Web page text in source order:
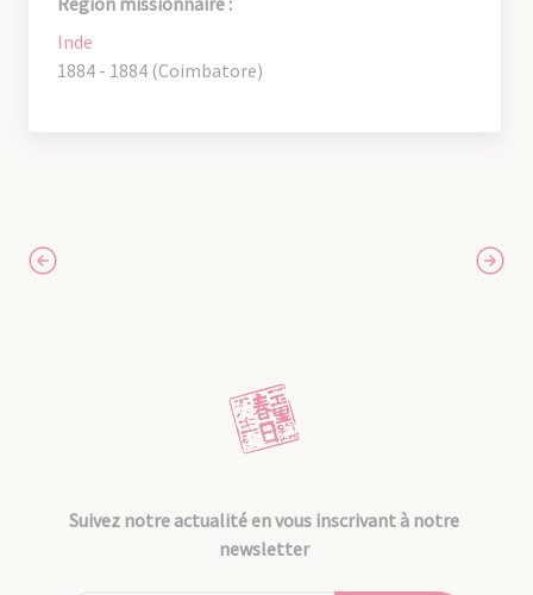
Inde
1884 - 1884 (Coimbatore)
Suivez notre actualité en vous inscrivant à notre
newsletter